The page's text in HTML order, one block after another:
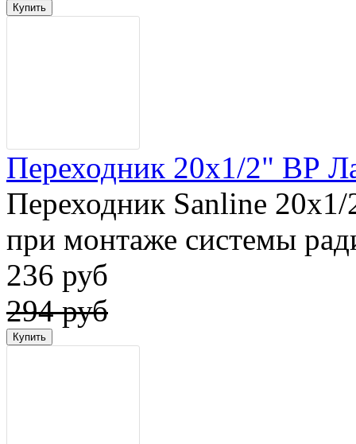
Переходник 20x1/2" ВР
Переходник Sanline
при монтаже системы
236 руб
294 руб